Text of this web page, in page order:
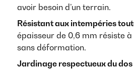
avoir besoin d’un terrain.
Résistant aux intempéries
épaisseur de 0,6 mm résiste
sans déformation.
Jardinage respectueux du dos